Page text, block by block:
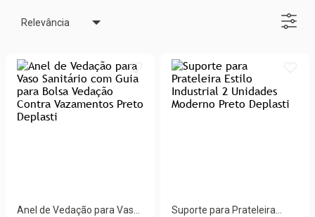
Relevância
Anel de Vedação para Vaso
Suporte para Prateleira